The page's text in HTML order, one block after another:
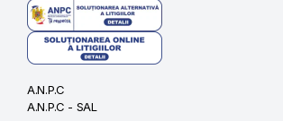
A.N.P.C
A.N.P.C - SAL